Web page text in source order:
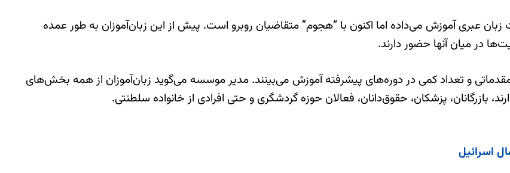
عبری آموزش می‌داده اما اکنون با “هجوم” متقاضیان روبرو است. پیش از این زبان‌آموزان به طور عمده
در میان آنها حضور دارند.
و تعداد کمی در دوره‌های پیشرفته آموزش می‌بینند. مدیر موسسه می‌گوید زبان‌آموزان از همه بخش‌های
بازرگانان، پزشکان، حقوق‌دانان، فعالان حوزه گردشگری و حتی افرادی از خانواده سلطنتی.